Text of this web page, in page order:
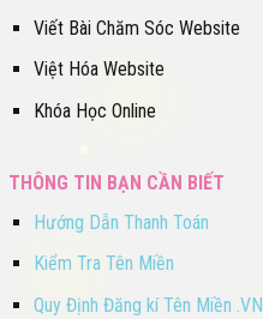
Viết Bài Chăm Sóc Website
Việt Hóa Website
Khóa Học Online
THÔNG TIN BẠN CẦN BIẾT
Hướng Dẫn Thanh Toán
Kiểm Tra Tên Miền
Quy Định Đăng kí Tên Miền .VN